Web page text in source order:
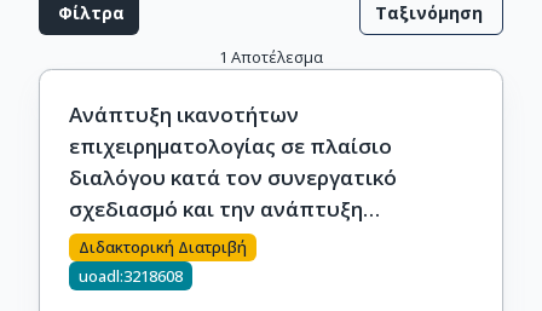
Φίλτρα Ταξινόμηση
1 Αποτέλεσμα
Ανάπτυξη ικανοτήτων
επιχειρηματολογίας σε πλαίσιο
διαλόγου κατά τον συνεργατικό
σχεδιασμό και την ανάπτυξη
διαθεματικών ψηφιακών παιχνιδιών
Διδακτορική Διατριβή
uoadl:3218608